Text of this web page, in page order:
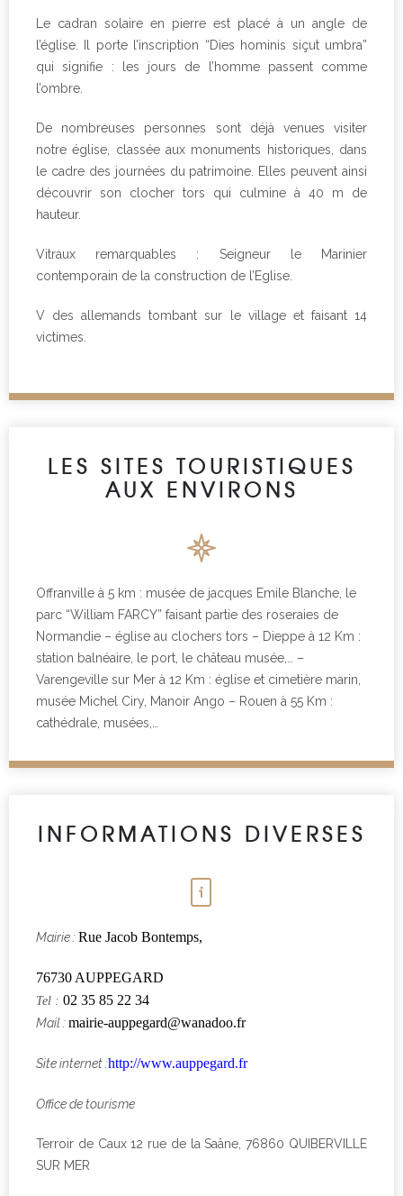
Le cadran solaire en pierre est placé à un angle de
l’église. Il porte l’inscription “Dies hominis siçut umbra”
qui signifie : les jours de l’homme passent comme
l’ombre.
De nombreuses personnes sont déjà venues visiter
notre église, classée aux monuments historiques, dans
le cadre des journées du patrimoine. Elles peuvent ainsi
découvrir son clocher tors qui culmine à 40 m de
hauteur.
Vitraux remarquables : Seigneur le Marinier
contemporain de la construction de l’Eglise.
V des allemands tombant sur le village et faisant 14
victimes.
LES SITES TOURISTIQUES
AUX ENVIRONS
Offranville à 5 km : musée de jacques Emile Blanche, le
parc “William FARCY” faisant partie des roseraies de
Normandie – église au clochers tors – Dieppe à 12 Km :
station balnéaire, le port, le château musée,… –
Varengeville sur Mer à 12 Km : église et cimetière marin,
musée Michel Ciry, Manoir Ango – Rouen à 55 Km :
cathédrale, musées,…
INFORMATIONS DIVERSES
Mairie :Rue Jacob Bontemps,
76730 AUPPEGARD
Tel : 02 35 85 22 34
Mail :mairie-auppegard@wanadoo.fr
Site internet :http://www.auppegard.fr
Office de tourisme
Terroir de Caux 12 rue de la Saâne, 76860 QUIBERVILLE
SUR MER